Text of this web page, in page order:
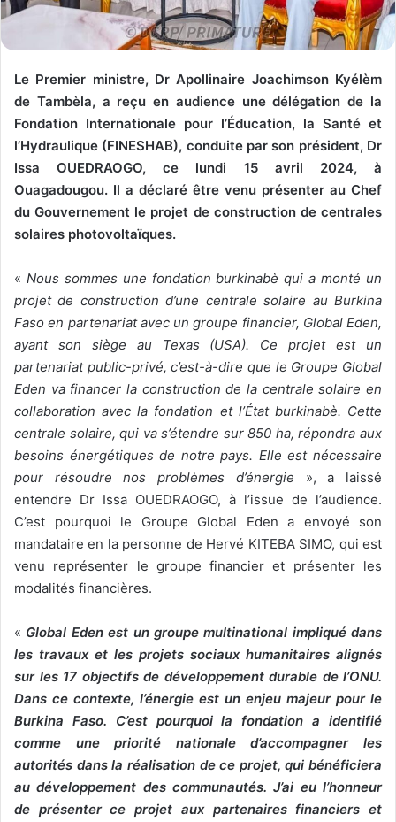
Le Premier ministre, Dr Apollinaire Joachimson Kyélèm
de Tambèla, a reçu en audience une délégation de la
Fondation Internationale pour l’Éducation, la Santé et
l’Hydraulique (FINESHAB), conduite par son président, Dr
Issa OUEDRAOGO, ce lundi 15 avril 2024, à
Ouagadougou. Il a déclaré être venu présenter au Chef
du Gouvernement le projet de construction de centrales
solaires photovoltaïques.
« Nous sommes une fondation burkinabè qui a monté un
projet de construction d’une centrale solaire au Burkina
Faso en partenariat avec un groupe financier, Global Eden,
ayant son siège au Texas (USA). Ce projet est un
partenariat public-privé, c’est-à-dire que le Groupe Global
Eden va financer la construction de la centrale solaire en
collaboration avec la fondation et l’État burkinabè. Cette
centrale solaire, qui va s’étendre sur 850 ha, répondra aux
besoins énergétiques de notre pays. Elle est nécessaire
pour résoudre nos problèmes d’énergie », a laissé
entendre Dr Issa OUEDRAOGO, à l’issue de l’audience.
C’est pourquoi le Groupe Global Eden a envoyé son
mandataire en la personne de Hervé KITEBA SIMO, qui est
venu représenter le groupe financier et présenter les
modalités financières.
« Global Eden est un groupe multinational impliqué dans
les travaux et les projets sociaux humanitaires alignés
sur les 17 objectifs de développement durable de l’ONU.
Dans ce contexte, l’énergie est un enjeu majeur pour le
Burkina Faso. C’est pourquoi la fondation a identifié
comme une priorité nationale d’accompagner les
autorités dans la réalisation de ce projet, qui bénéficiera
au développement des communautés. J’ai eu l’honneur
de présenter ce projet aux partenaires financiers et